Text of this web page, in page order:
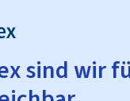
sind wir